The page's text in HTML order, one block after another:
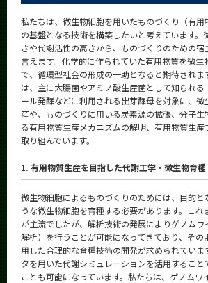
私たちは、微生物細胞を用いたものづくり（有用
の基盤となる技術を構築したいと考えています。
さや代謝活性の高さから、ものづくりのための宿
言えます。化学的に作られていた有用物質を微生
で、循環型社会の形成の一助となると期待されま
は、主に大腸菌やアミノ酸生産菌として知られ
ール発酵などに利用される出芽酵母を対象に、
産や、ものづくりに用いる炭素源の拡張、分子生
る有用物質生産メカニズムの解明、有用物質生産
取り組んでいます。
1. 有用物質生産を目指した代謝工学・微生物育種
微生物細胞によるものづくりのためには、目的と
うな微生物細胞を育種する必要があります。これ
が主流でしたが、解析技術の発展によりゲノムワ
解析）を行うことが可能になってきており、その
用した合理的な育種技術の開発が求められていま
タを用いた代謝シミュレーションを活用すること
ことも可能になっています。私たちは、ゲノムワ